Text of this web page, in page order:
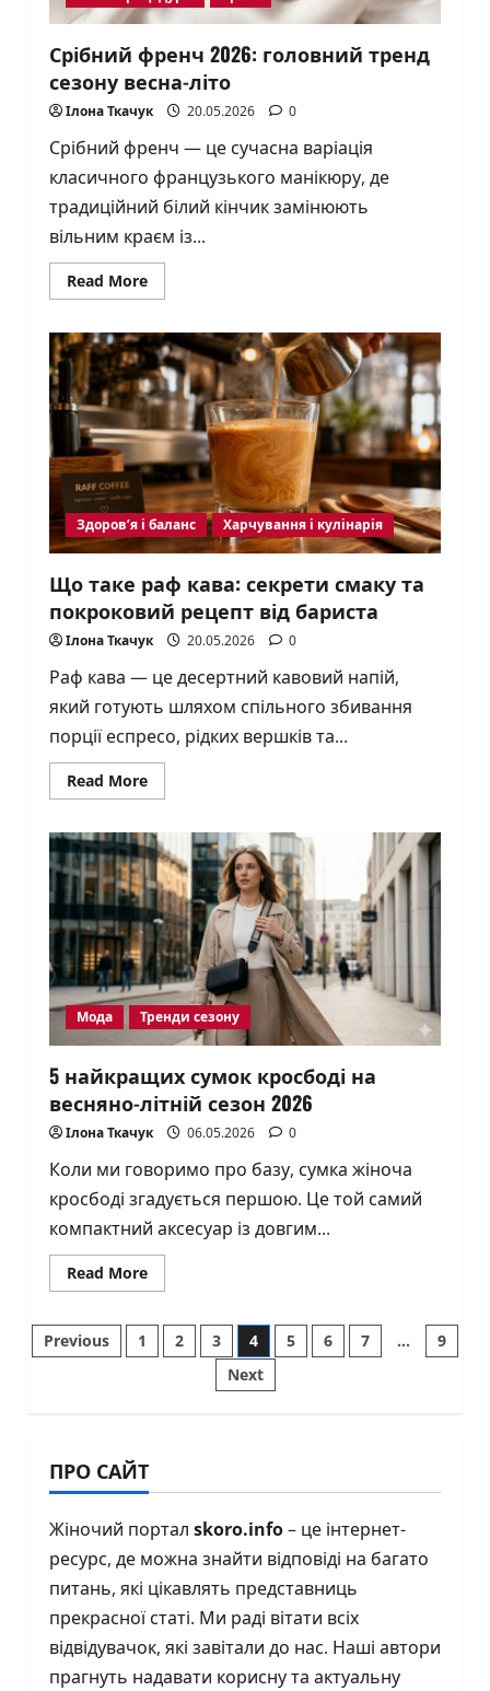
Срібний френч 2026: головний тренд
сезону весна-літо
Ілона Ткачук 20.05.2026 0
Срібний френч — це сучасна варіація
класичного французького манікюру, де
традиційний білий кінчик замінюють
вільним краєм із...
Read MoreRead
more
френч
2026:
головний
тренд
сезону
весна-
літо
Здоров’я і баланс Харчування і кулінарія
Що таке раф кава: секрети смаку та
покроковий рецепт від бариста
Ілона Ткачук 20.05.2026 0
Раф кава — це десертний кавовий напій,
який готують шляхом спільного збивання
порції еспресо, рідких вершків та...
Read MoreRead
more
таке
раф
кава:
секрети
смаку
та
покроковий
рецепт
від
бариста
Мода Тренди сезону
5 найкращих сумок кросбоді на
весняно-літній сезон 2026
Ілона Ткачук 06.05.2026 0
Коли ми говоримо про базу, сумка жіноча
кросбоді згадується першою. Це той самий
компактний аксесуар із довгим...
Read MoreRead
more
найкращих
сумок
кросбоді
весняно-
Пагінація
Previous 1 2 3 4 5 6 7 …
9
Next
ПРО САЙТ
Жіночий портал skoro.info– це інтернет-
ресурс, де можна знайти відповіді на багато
питань, які цікавлять представниць
прекрасної статі. Ми раді вітати всіх
відвідувачок, які завітали до нас. Наші автори
прагнуть надавати корисну та актуальну